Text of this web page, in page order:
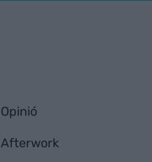
Opinió
Afterwork